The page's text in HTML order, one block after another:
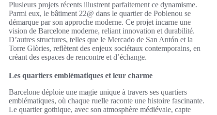
Plusieurs projets récents illustrent parfaitement ce dynamisme.
Parmi eux, le bâtiment 22@ dans le quartier de Poblenou se
démarque par son approche moderne. Ce projet incarne une
vision de Barcelone moderne, reliant innovation et durabilité.
D’autres structures, telles que le Mercado de San Antón et la
Torre Glòries, reflètent des enjeux sociétaux contemporains, en
créant des espaces de rencontre et d’échange.
Les quartiers emblématiques et leur charme
Barcelone déploie une magie unique à travers ses quartiers
emblématiques, où chaque ruelle raconte une histoire fascinante.
Le quartier gothique, avec son atmosphère médiévale, capte